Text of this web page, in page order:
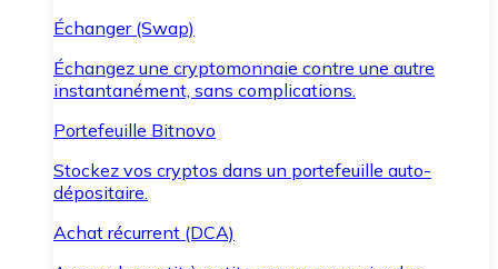
Échanger (Swap)
Échangez une cryptomonnaie contre une autre
instantanément, sans complications.
Portefeuille Bitnovo
Stockez vos cryptos dans un portefeuille auto-
dépositaire.
Achat récurrent (DCA)